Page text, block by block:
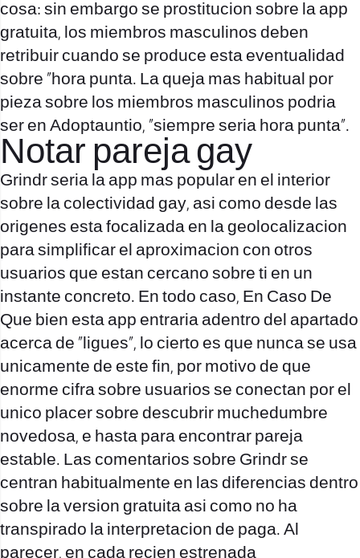
cosa: sin embargo se prostitucion sobre la app
gratuita, los miembros masculinos deben
retribuir cuando se produce esta eventualidad
sobre “hora punta. La queja mas habitual por
pieza sobre los miembros masculinos podri­a
ser en Adoptauntio, “siempre seri­a hora punta”.
Notar pareja gay
Grindr seri­a la app mas popular en el interior
sobre la colectividad gay, asi­ como desde las
origenes esta focalizada en la geolocalizacion
para simplificar el aproximacion con otros
usuarios que estan cercano sobre ti en un
instante concreto. En todo caso, En Caso De
Que bien esta app entraria adentro del apartado
acerca de “ligues”, lo cierto es que nunca se usa
unicamente de este fin, por motivo de que
enorme cifra sobre usuarios se conectan por el
unico placer sobre descubrir muchedumbre
novedosa, e hasta para encontrar pareja
estable. Las comentarios sobre Grindr se
centran habitualmente en las diferencias dentro
sobre la version gratuita asi­ como no ha
transpirado la interpretacion de paga. Al
parecer, en cada recien estrenada